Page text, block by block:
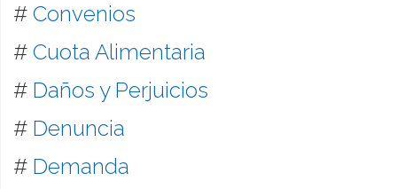
# Convenios
# Cuota Alimentaria
# Daños y Perjuicios
# Denuncia
# Demanda